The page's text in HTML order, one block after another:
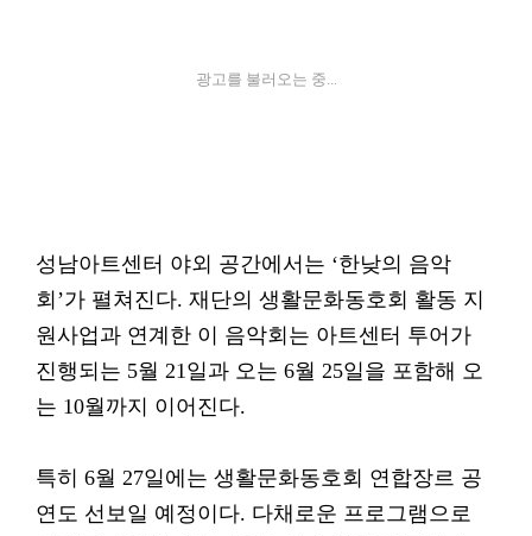
광고를 불러오는 중...
성남아트센터 야외 공간에서는 ‘한낮의 음악
회’가 펼쳐진다. 재단의 생활문화동호회 활동 지
원사업과 연계한 이 음악회는 아트센터 투어가
진행되는 5월 21일과 오는 6월 25일을 포함해 오
는 10월까지 이어진다.
특히 6월 27일에는 생활문화동호회 연합장르 공
연도 선보일 예정이다. 다채로운 프로그램으로